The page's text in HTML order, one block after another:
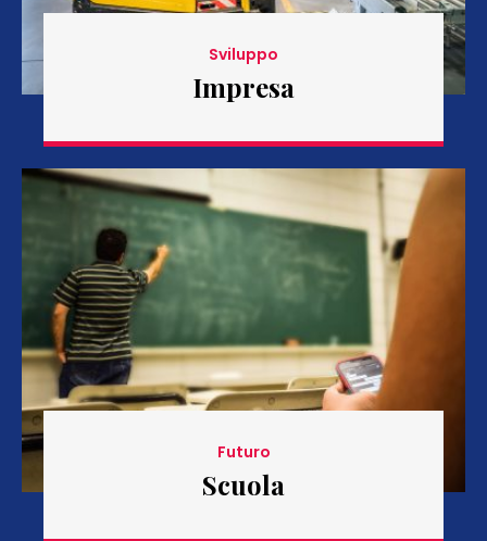
Sviluppo
Impresa
Futuro
Scuola